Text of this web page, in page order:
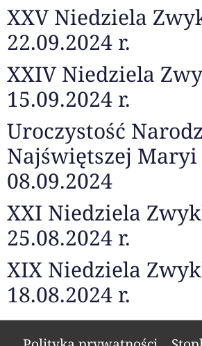
XXV Niedziela
22.09.2024 r.
XXIV Niedziela
15.09.2024 r.
Uroczystość
Najświętszej Maryi
08.09.2024
XXI Niedziela
25.08.2024 r.
XIX Niedziela
18.08.2024 r.